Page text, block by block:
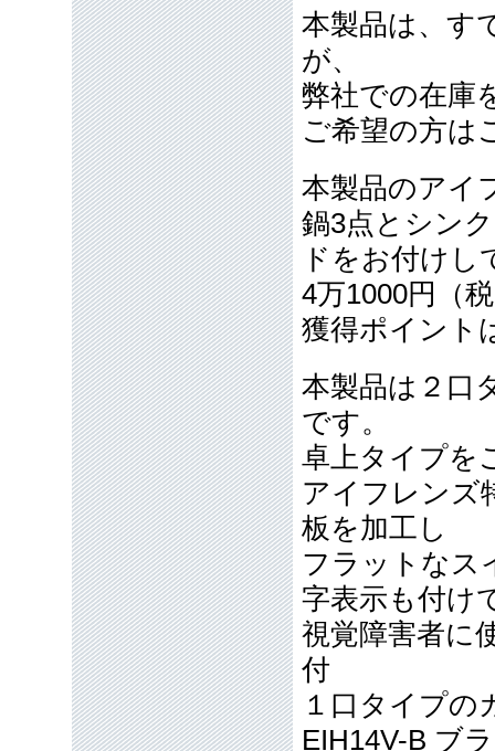
本製品は、す
が、
弊社での在庫
ご希望の方は
本製品のアイ
鍋3点とシン
ドをお付けし
4万1000円（
獲得ポイント
本製品は２口
です。
卓上タイプを
アイフレンズ
板を加工し
フラットなス
字表示も付け
視覚障害者に
付
１口タイプ
EIH14V-B ブ